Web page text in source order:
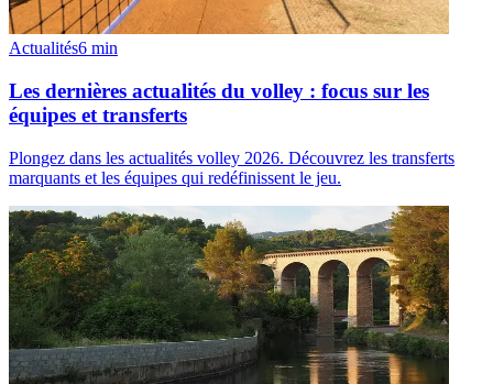
Actualités6 min
Les dernières actualités du volley : focus sur les
équipes et transferts
Plongez dans les actualités volley 2026. Découvrez les transferts
marquants et les équipes qui redéfinissent le jeu.